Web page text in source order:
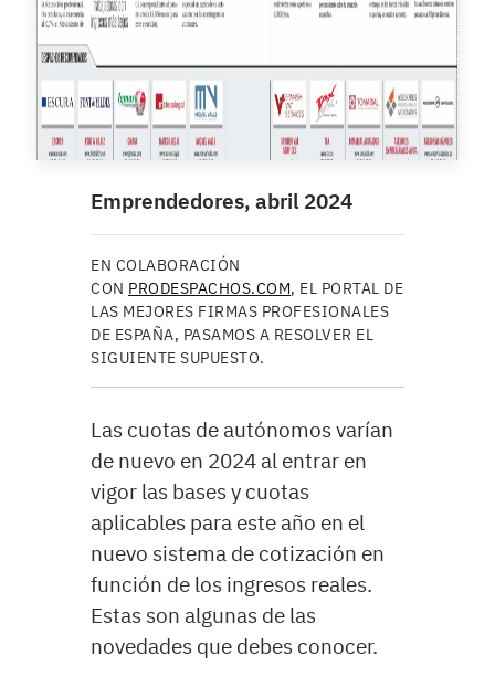
Emprendedores, abril 2024
EN COLABORACIÓN
CON PRODESPACHOS.COM, EL PORTAL DE
LAS MEJORES FIRMAS PROFESIONALES
DE ESPAÑA, PASAMOS A RESOLVER EL
SIGUIENTE SUPUESTO.
Las cuotas de autónomos varían
de nuevo en 2024 al entrar en
vigor las bases y cuotas
aplicables para este año en el
nuevo sistema de cotización en
función de los ingresos reales.
Estas son algunas de las
novedades que debes conocer.